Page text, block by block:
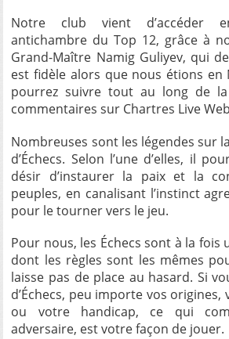
Notre club vient d’accéder
antichambre du Top 12, grâce à
Grand-Maître Namig Guliyev, qui
est fidèle alors que nous étions en
pourrez suivre tout au long de
commentaires sur Chartres Live
Nombreuses sont les légendes sur
d’Échecs. Selon l’une d’elles, il
désir d’instaurer la paix et la
peuples, en canalisant l’instinct
pour le tourner vers le jeu.
Pour nous, les Échecs sont à la
dont les règles sont les mêmes
laisse pas de place au hasard. Si
d’Échecs, peu importe vos
ou votre handicap, ce qui
adversaire, est votre façon de jouer.